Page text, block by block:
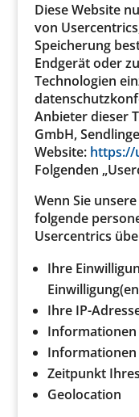
Diese Website
von
Speicherung
Endgerät oder
Technologien
Anbieter dieser
GmbH,
Website: https://
Folgenden
Wenn Sie
folgende
Usercentrics
Ihre
Ihre IP-
Zeitpunkt
Geolocation